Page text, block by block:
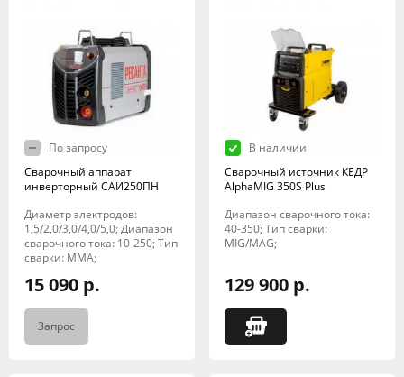
По запросу
Сварочный аппарат
инверторный САИ250ПН
Диаметр электродов:
1,5/2,0/3,0/4,0/5,0; Диапазон
сварочного тока: 10-250; Тип
сварки: MMA;
15 090 р.
Запрос
В наличии
Сварочный источник КЕДР
AlphaMIG 350S Plus
Диапазон сварочного тока:
40-350; Тип сварки:
MIG/MAG;
129 900 р.